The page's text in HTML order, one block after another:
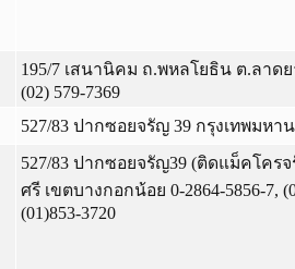
195/7 เสนานิคม ถ.พหลโยธิน ต.ลาดย
(02) 579-7369
527/83 ปากซอยจรัญ 39 กรุงเทพมหาน
527/83 ปากซอยจรัญ39 (ติดแม็คโคร
ศรี เขตบางกอกน้อย 0-2864-5856-7,
(01)853-3720